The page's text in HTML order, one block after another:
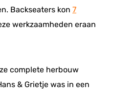
Backseaters kon 7
werkzaamheden eraan
complete herbouw
& Grietje was in een